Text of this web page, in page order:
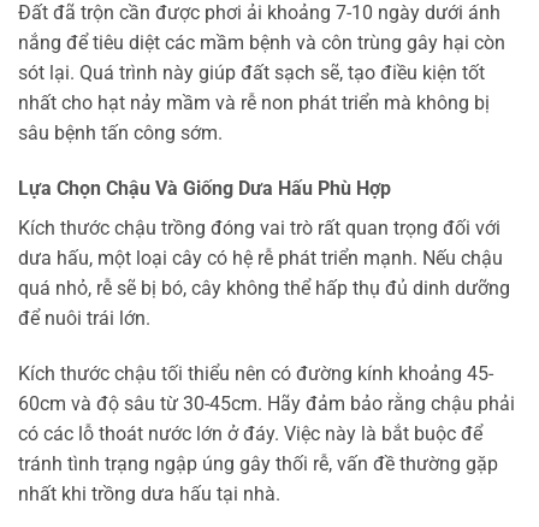
Đất đã trộn cần được phơi ải khoảng 7-10 ngày dưới ánh
nắng để tiêu diệt các mầm bệnh và côn trùng gây hại còn
sót lại. Quá trình này giúp đất sạch sẽ, tạo điều kiện tốt
nhất cho hạt nảy mầm và rễ non phát triển mà không bị
sâu bệnh tấn công sớm.
Lựa Chọn Chậu Và Giống Dưa Hấu Phù Hợp
Kích thước chậu trồng đóng vai trò rất quan trọng đối với
dưa hấu, một loại cây có hệ rễ phát triển mạnh. Nếu chậu
quá nhỏ, rễ sẽ bị bó, cây không thể hấp thụ đủ dinh dưỡng
để nuôi trái lớn.
Kích thước chậu tối thiểu nên có đường kính khoảng 45-
60cm và độ sâu từ 30-45cm. Hãy đảm bảo rằng chậu phải
có các lỗ thoát nước lớn ở đáy. Việc này là bắt buộc để
tránh tình trạng ngập úng gây thối rễ, vấn đề thường gặp
nhất khi trồng dưa hấu tại nhà.